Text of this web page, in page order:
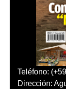
Teléfono:
Dirección: